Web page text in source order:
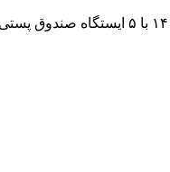
پس از گذشت ۳ سال از شروع کار گنجه، مجموع استفاده‌ی کاربران